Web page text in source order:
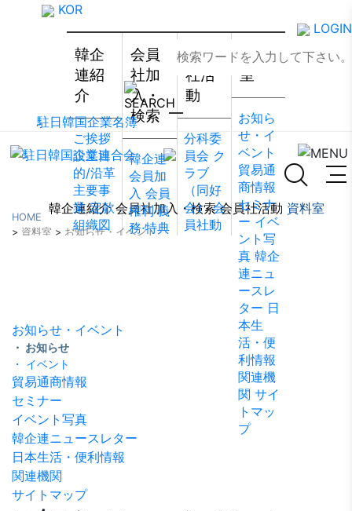
韓企
連紹
介
ご挨拶
設立目
的/沿革
主要事
業 定款
組織図
ェブア
ィ方針
会員
社加
入・
検索
韓企連
会員加
入 会員
権利·義
務·特典
会員
社活
動
分科委
員会 ク
ラブ
（同好
会） 会
員社動
資料
室
お知ら
せ・イ
ベント
貿易通
商情報
セミナ
ー イベ
ント写
真 韓企
連ニュ
ースレ
ター 日
本生
活・便
利情報
関連機
関 サイ
トマッ
プ
駐日韓国企業名簿
KOR
LOGIN
韓企連紹介 会員社加入・検索 会員社活動 資料室
HOME
> 資料室 > お知らせ・イベント
お知らせ・イベント
・ お知らせ
・ イベント
貿易通商情報
セミナー
イベント写真
韓企連ニュースレター
日本生活・便利情報
関連機関
サイトマップ